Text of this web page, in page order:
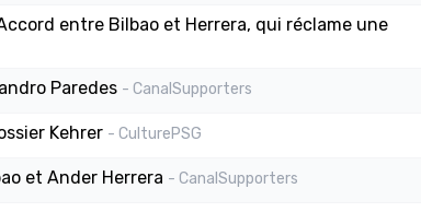
entre Bilbao et Herrera, qui réclame une
Paredes - CanalSupporters
Kehrer - CulturePSG
et Ander Herrera - CanalSupporters